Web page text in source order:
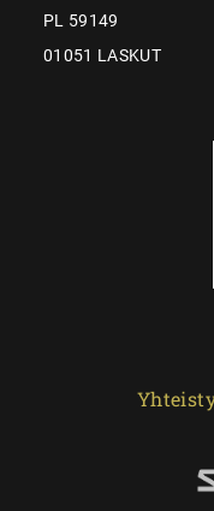
PL 59149
01051 LASKUT